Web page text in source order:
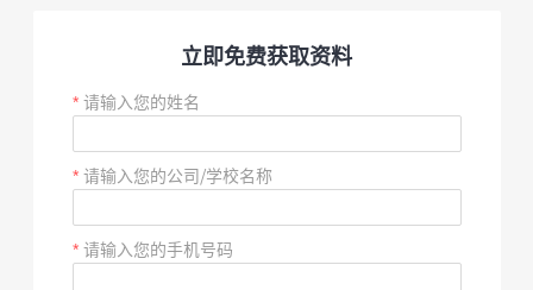
立即免费获取资料
请输入您的姓名
请输入您的公司/学校名称
请输入您的手机号码